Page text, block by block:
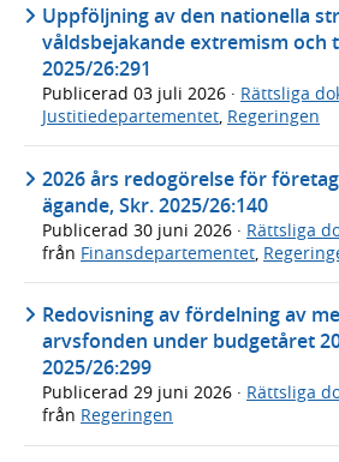
Uppföljning av den nationella
våldsbejakande extremism och
2025/26:291
Publicerad 03 juli 2026 · Rättsliga
Justitiedepartementet, Regeringen
2026 års redogörelse för
ägande, Skr. 2025/26:140
Publicerad 30 juni 2026 · Rättsliga
från Finansdepartementet
Redovisning av fördelning av
arvsfonden under budgetåret
2025/26:299
Publicerad 29 juni 2026 · Rättsliga
från Regeringen